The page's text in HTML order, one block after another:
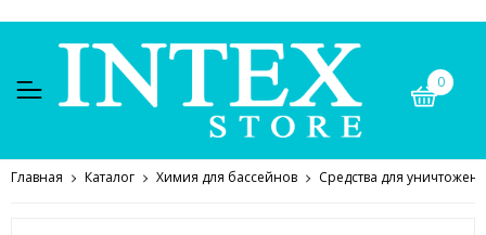
0
Главная Каталог Химия для бассейнов Средства для